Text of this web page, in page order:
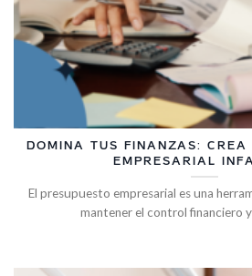
DOMINA TUS FINANZAS: CREA
EMPRESARIAL
El presupuesto empresarial es una
mantener el control financiero